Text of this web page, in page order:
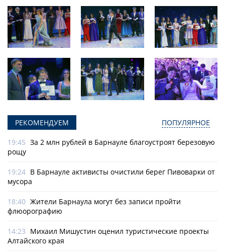
РЕКОМЕНДУЕМ ПОПУЛЯРНОЕ
19:45 За 2 млн рублей в Барнауле благоустроят березовую
рощу
19:24 В Барнауле активисты очистили берег Пивоварки от
мусора
18:40 Жители Барнаула могут без записи пройти
флюорографию
14:23 Михаил Мишустин оценил туристические проекты
Алтайского края